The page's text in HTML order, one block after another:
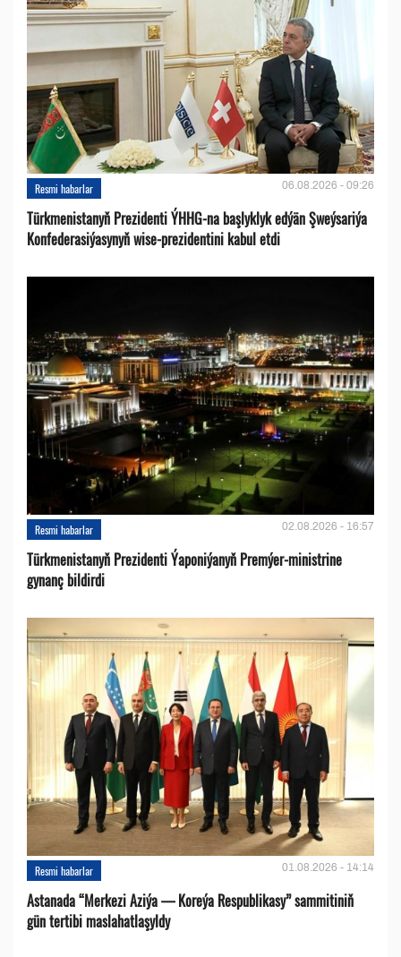
Resmi habarlar 06.08.2026 - 09:26
Türkmenistanyň Prezidenti ÝHHG-na başlyklyk edýän Şweýsariýa
Konfederasiýasynyň wise-prezidentini kabul etdi
Resmi habarlar 02.08.2026 - 16:57
Türkmenistanyň Prezidenti Ýaponiýanyň Premýer-ministrine
gynanç bildirdi
Resmi habarlar 01.08.2026 - 14:14
Astanada “Merkezi Aziýa — Koreýa Respublikasy” sammitiniň
gün tertibi maslahatlaşyldy